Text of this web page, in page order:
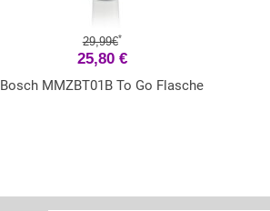
29,99€*
25,80 €
Bosch MMZBT01B To Go Flasche